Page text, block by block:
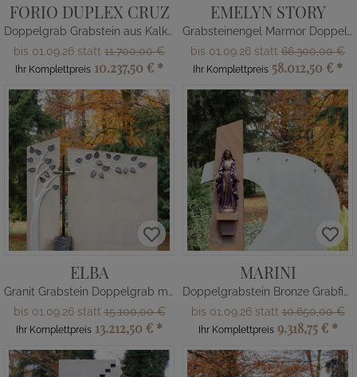
FORIO DUPLEX CRUZ
Doppelgrab Grabstein aus Kalkstein & Granit
bis 01.09.26 statt 11.700,00 €
Ihr Komplettpreis 10.237,50 € *
EMELYN STORY
Grabsteinengel Marmor Doppelgrab
bis 01.09.26 statt 66.300,00 €
Ihr Komplettpreis 58.012,50 € *
ELBA
Granit Grabstein Doppelgrab mit Baum
bis 01.09.26 statt15.100,00 €
Ihr Komplettpreis 13.212,50 € *
MARINI
Doppelgrabstein Bronze Grabfigur Madonna
bis 01.09.26 statt10.650,00 €
Ihr Komplettpreis 9.318,75 € *